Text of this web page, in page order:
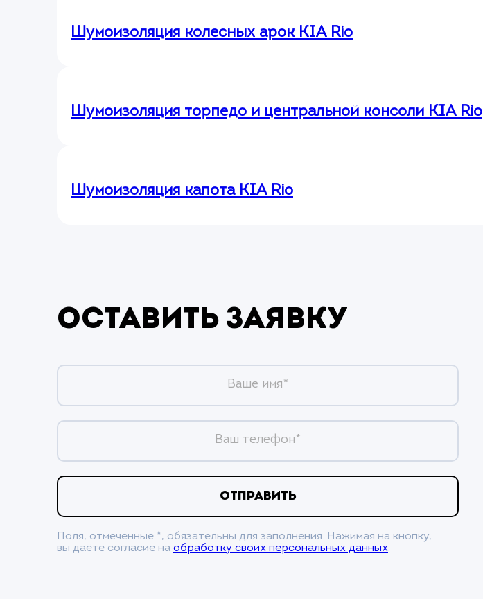
Шумоизоляция колесных арок KIA Rio
Шумоизоляция торпедо и центральной консоли KIA Rio
Шумоизоляция капота KIA Rio
Оставить заявку
Ваше имя*
Ваш телефон*
ОТПРАВИТЬ
Поля, отмеченные *, обязательны для заполнения. Нажимая на кнопку,
вы даёте согласие на обработку своих персональных данных.